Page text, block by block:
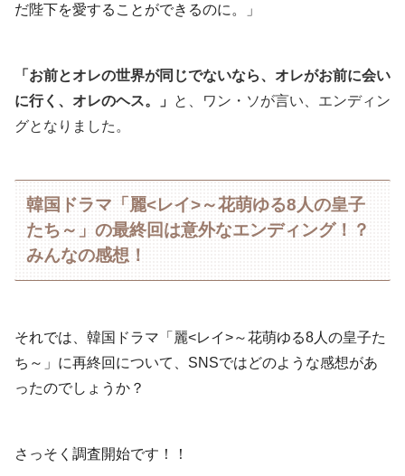
だ陛下を愛することができるのに。」
「お前とオレの世界が同じでないなら、オレがお前に会い
に行く、オレのヘス。」
と、ワン・ソが言い、エンディン
グとなりました。
韓国ドラマ「麗<レイ>～花萌ゆる8人の皇子
たち～」の最終回は意外なエンディング！？
みんなの感想！
それでは、韓国ドラマ「麗<レイ>～花萌ゆる8人の皇子た
ち～」に再終回について、SNSではどのような感想があ
ったのでしょうか？
さっそく調査開始です！！